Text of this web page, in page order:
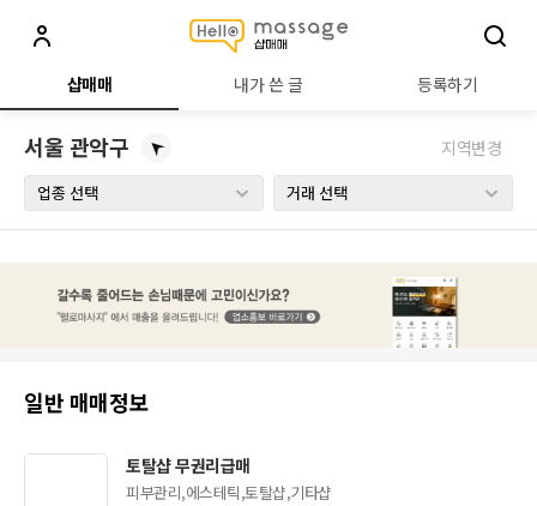
샵매매 내가 쓴 글 등록하기
서울 관악구 지역변경
일반 매매정보
토탈샵 무권리급매
피부관리,에스테틱,토탈샵,기타샵